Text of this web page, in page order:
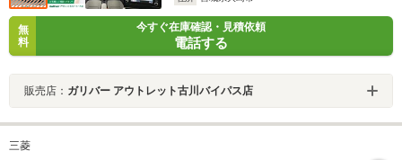
無
料
今すぐ在庫確認・見積依頼
電話する
販売店： ガリバー アウトレット古川バイパス店
三菱